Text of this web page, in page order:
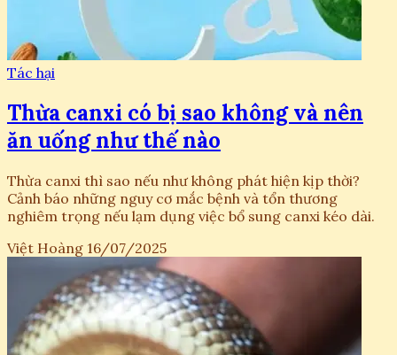
Tác hại
Thừa canxi có bị sao không và nên
ăn uống như thế nào
Thừa canxi thì sao nếu như không phát hiện kịp thời?
Cảnh báo những nguy cơ mắc bệnh và tổn thương
nghiêm trọng nếu lạm dụng việc bổ sung canxi kéo dài.
Việt Hoàng 16/07/2025